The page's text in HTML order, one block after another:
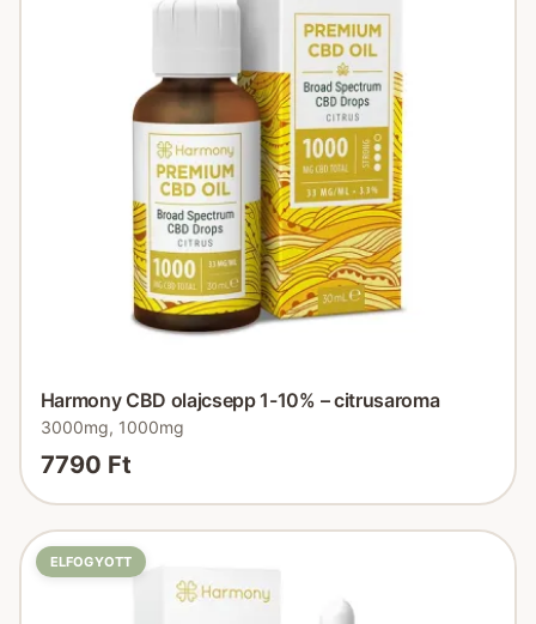
Harmony CBD olajcsepp 1-10% – citrusaroma
3000mg, 1000mg
7790 Ft
ELFOGYOTT